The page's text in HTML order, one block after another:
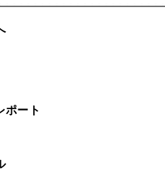
ポート